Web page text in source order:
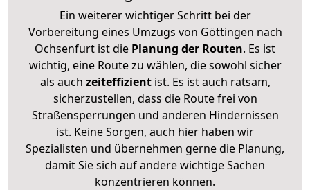
Ein weiterer wichtiger Schritt bei der
Vorbereitung eines Umzugs von Göttingen nach
Ochsenfurt ist die Planung der Routen. Es ist
wichtig, eine Route zu wählen, die sowohl sicher
als auch zeiteffizientist. Es ist auch ratsam,
sicherzustellen, dass die Route frei von
Straßensperrungen und anderen Hindernissen
ist. Keine Sorgen, auch hier haben wir
Spezialisten und übernehmen gerne die Planung,
damit Sie sich auf andere wichtige Sachen
konzentrieren können.